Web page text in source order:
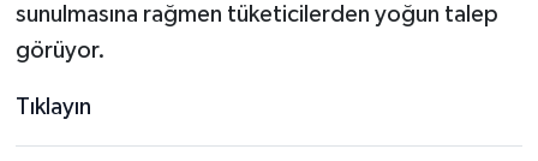
sunulmasına rağmen tüketicilerden yoğun talep
görüyor.
Tıklayın